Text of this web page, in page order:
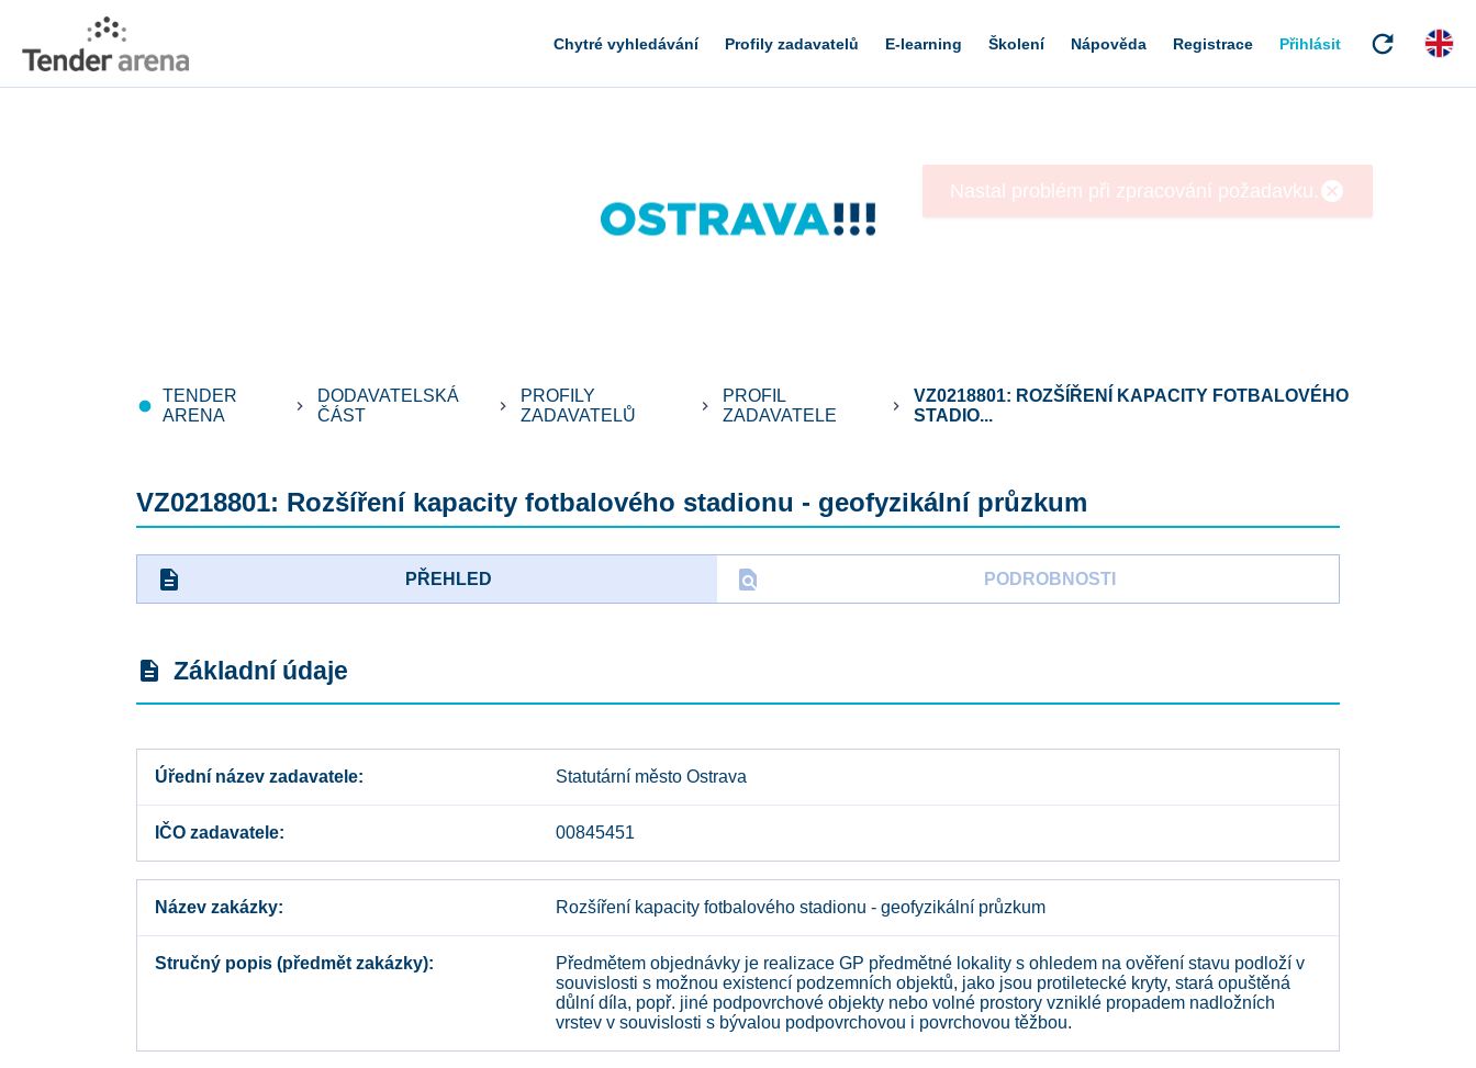
Chytré vyhledávání Profily zadavatelů E-learning Školení Nápověda Registrace Přihlásit refresh
fiber_manual_record
TENDER
ARENA
keyboard_arrow_right
DODAVATELSKÁ
ČÁST
keyboard_arrow_right
PROFILY
ZADAVATELŮ
keyboard_arrow_right
PROFIL
ZADAVATELE
keyboard_arrow_right
VZ0218801: ROZŠÍŘENÍ KAPACITY FOTBALOVÉHO
STADIO...
VZ0218801: Rozšíření kapacity fotbalového stadionu - geofyzikální průzkum
description PŘEHLED find_in_page PODROBNOSTI
description Základní údaje
Úřední název zadavatele Statutární město Ostrava
IČO zadavatele 00845451
Název zakázky Rozšíření kapacity fotbalového stadionu - geofyzikální průzkum
Stručný popis (předmět zakázky)
Předmětem objednávky je realizace GP předmětné lokality s ohledem na ověření stavu podloží v
souvislosti s možnou existencí podzemních objektů, jako jsou protiletecké kryty, stará opuštěná
důlní díla, popř. jiné podpovrchové objekty nebo volné prostory vzniklé propadem nadložních
vrstev v souvislosti s bývalou podpovrchovou i povrchovou těžbou.